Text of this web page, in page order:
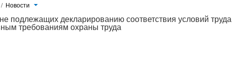
/ Новости
подлежащих декларированию соответствия условий труда
требованиям охраны труда